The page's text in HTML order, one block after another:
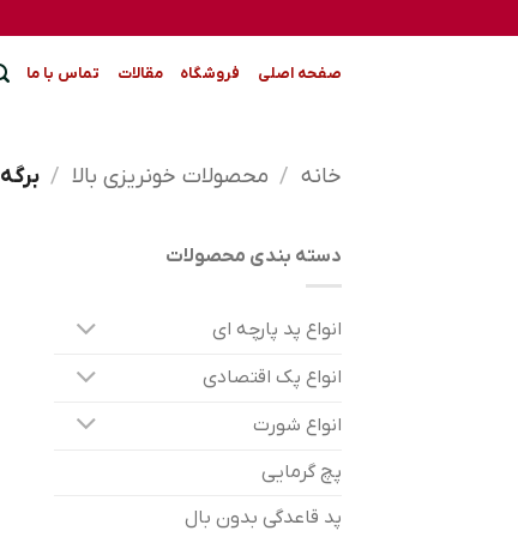
to
صفحه اصلی فروشگاه مقالات تماس با ما
خانه / محصولات خونریزی بالا / برگه 2
دسته بندی محصولات
انواع پد پارچه ای
انواع پک اقتصادی
انواع شورت
پچ گرمایی
پد قاعدگی بدون بال